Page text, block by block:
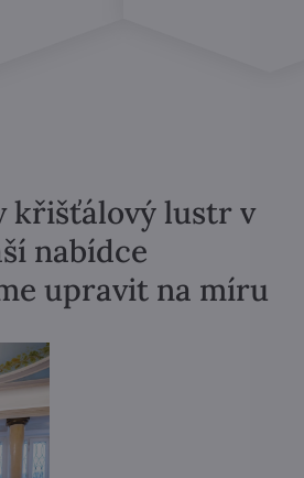
křišťálový lustr v
nabídce
upravit na míru